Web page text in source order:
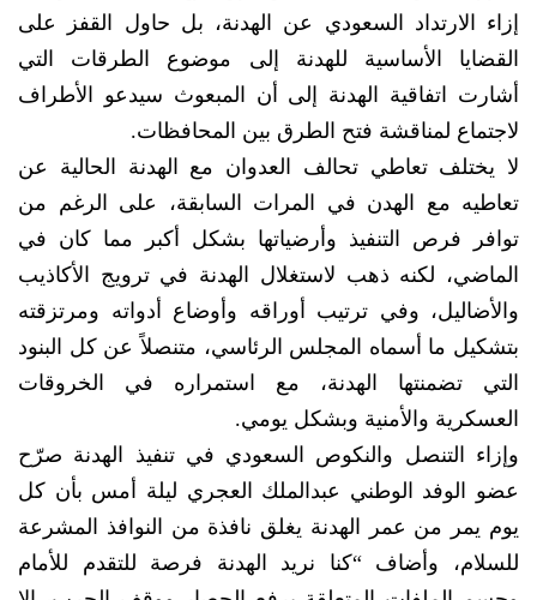
إزاء الارتداد السعودي عن الهدنة، بل حاول القفز على
القضايا الأساسية للهدنة إلى موضوع الطرقات التي
أشارت اتفاقية الهدنة إلى أن المبعوث سيدعو الأطراف
لاجتماع لمناقشة فتح الطرق بين المحافظات.
لا يختلف تعاطي تحالف العدوان مع الهدنة الحالية عن
تعاطيه مع الهدن في المرات السابقة، على الرغم من
توافر فرص التنفيذ وأرضياتها بشكل أكبر مما كان في
الماضي، لكنه ذهب لاستغلال الهدنة في ترويج الأكاذيب
والأضاليل، وفي ترتيب أوراقه وأوضاع أدواته ومرتزقته
بتشكيل ما أسماه المجلس الرئاسي، متنصلاً عن كل البنود
التي تضمنتها الهدنة، مع استمراره في الخروقات
العسكرية والأمنية وبشكل يومي.
وإزاء التنصل والنكوص السعودي في تنفيذ الهدنة صرّح
عضو الوفد الوطني عبدالملك العجري ليلة أمس بأن كل
يوم يمر من عمر الهدنة يغلق نافذة من النوافذ المشرعة
للسلام، وأضاف “كنا نريد الهدنة فرصة للتقدم للأمام